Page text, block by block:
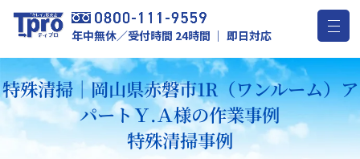
年中無休／受付時間 24時間 ｜ 即日対応
特殊清掃｜岡山県赤磐市1R（ワンルーム）ア
パートＹ.Ａ様の作業事例
特殊清掃事例